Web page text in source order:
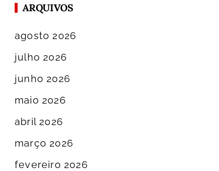
ARQUIVOS
agosto 2026
julho 2026
junho 2026
maio 2026
abril 2026
março 2026
fevereiro 2026